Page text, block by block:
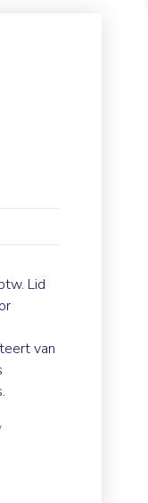
Lid
van